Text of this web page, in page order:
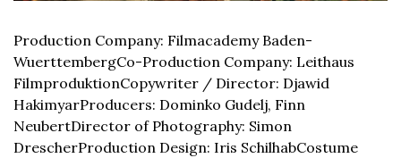
Production Company: Filmacademy Baden-
WuerttembergCo-Production Company: Leithaus
FilmproduktionCopywriter / Director: Djawid
HakimyarProducers: Dominko Gudelj, Finn
NeubertDirector of Photography: Simon
DrescherProduction Design: Iris SchilhabCostume